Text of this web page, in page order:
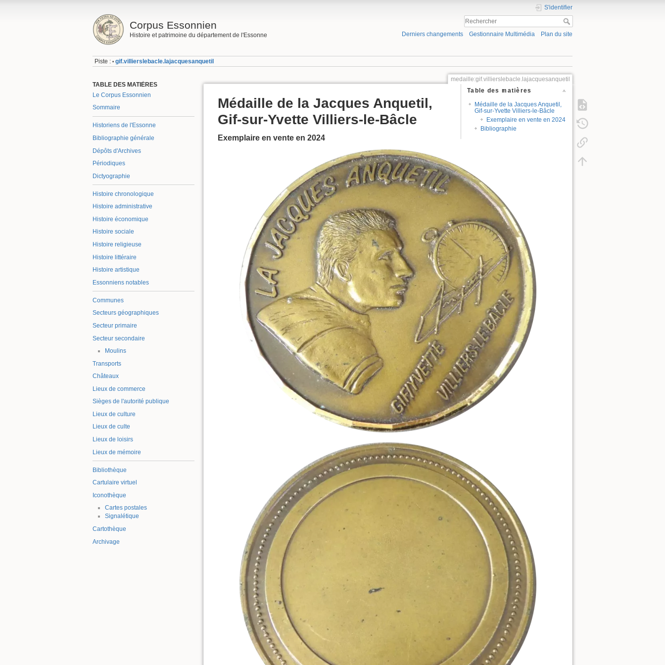
Corpus Essonnien
Histoire et patrimoine du département de l'Essonne
S'identifier
Derniers changements Gestionnaire Multimédia Plan du site
Piste : • gif.villierslebacle.lajacquesanquetil
TABLE DES MATIÈRES
Le Corpus Essonnien
Sommaire
Historiens de l'Essonne
Bibliographie générale
Dépôts d'Archives
Périodiques
Dictyographie
Histoire chronologique
Histoire administrative
Histoire économique
Histoire sociale
Histoire religieuse
Histoire littéraire
Histoire artistique
Essonniens notables
Communes
Secteurs géographiques
Secteur primaire
Secteur secondaire
Moulins
Transports
Châteaux
Lieux de commerce
Sièges de l'autorité publique
Lieux de culture
Lieux de culte
Lieux de loisirs
Lieux de mémoire
Bibliothèque
Cartulaire virtuel
Iconothèque
Cartes postales
Signalétique
Cartothèque
Archivage
medaille:gif.villierslebacle.lajacquesanquetil
Table des matières
Médaille de la Jacques Anquetil,
Gif-sur-Yvette Villiers-le-Bâcle
Exemplaire en vente en 2024
Bibliographie
Médaille de la Jacques Anquetil,
Gif-sur-Yvette Villiers-le-Bâcle
Exemplaire en vente en 2024